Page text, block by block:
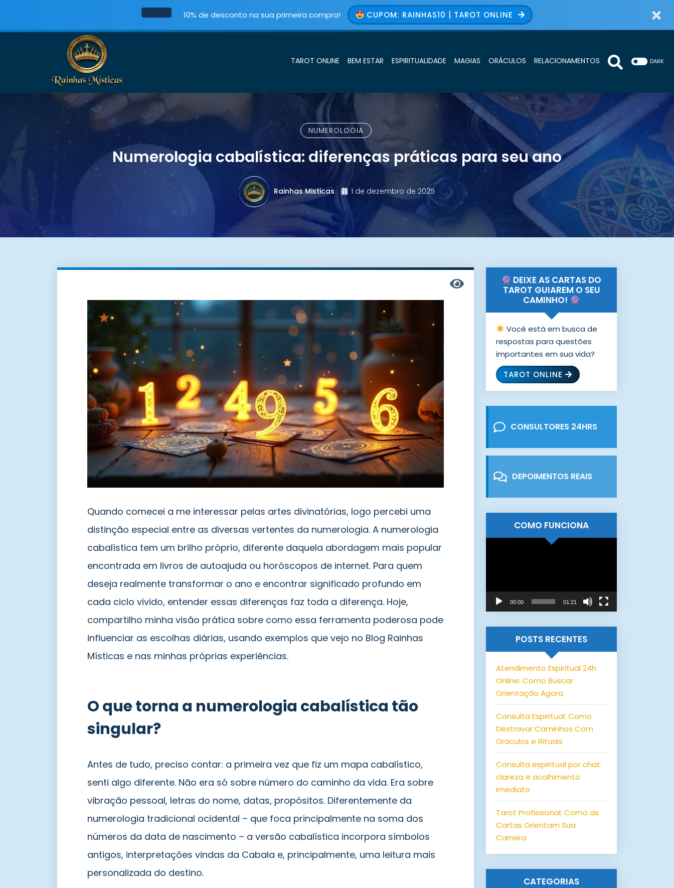
10% de desconto na sua primeira compra! CUPOM: RAINHAS10 | TAROT ONLINE
TAROT ONLINE BEM ESTAR ESPIRITUALIDADE MAGIAS ORÁCULOS RELACIONAMENTOS DARK
NUMEROLOGIA
Numerologia cabalística: diferenças práticas para seu ano
Rainhas Misticas 1 de dezembro de 2025
Quando comecei a me interessar pelas artes divinatórias, logo percebi uma
distinção especial entre as diversas vertentes da numerologia. A numerologia
cabalística tem um brilho próprio, diferente daquela abordagem mais popular
encontrada em livros de autoajuda ou horóscopos de internet. Para quem
deseja realmente transformar o ano e encontrar significado profundo em
cada ciclo vivido, entender essas diferenças faz toda a diferença. Hoje,
compartilho minha visão prática sobre como essa ferramenta poderosa pode
influenciar as escolhas diárias, usando exemplos que vejo no Blog Rainhas
Místicas e nas minhas próprias experiências.
O que torna a numerologia cabalística tão
singular?
Antes de tudo, preciso contar: a primeira vez que fiz um mapa cabalístico,
senti algo diferente. Não era só sobre número do caminho da vida. Era sobre
vibração pessoal, letras do nome, datas, propósitos. Diferentemente da
numerologia tradicional ocidental – que foca principalmente na soma dos
números da data de nascimento – a versão cabalística incorpora símbolos
antigos, interpretações vindas da Cabala e, principalmente, uma leitura mais
personalizada do destino.
DEIXE AS CARTAS DO
TAROT GUIAREM O SEU
CAMINHO!
Você está em busca de
respostas para questões
importantes em sua vida?
TAROT ONLINE
CONSULTORES 24HRS
DEPOIMENTOS REAIS
COMO FUNCIONA
00:00 01:21
POSTS RECENTES
Atendimento Espiritual 24h
Online: Como Buscar
Orientação Agora
Consulta Espiritual: Como
Destravar Caminhos Com
Oráculos e Rituais
Consulta espiritual por chat:
clareza e acolhimento
imediato
Tarot Profissional: Como as
Cartas Orientam Sua
Carreira
CATEGORIAS